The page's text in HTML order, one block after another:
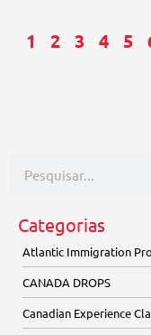
1 2 3 4 5
Categorias
Atlantic Immigration
CANADA DROPS
Canadian Experience